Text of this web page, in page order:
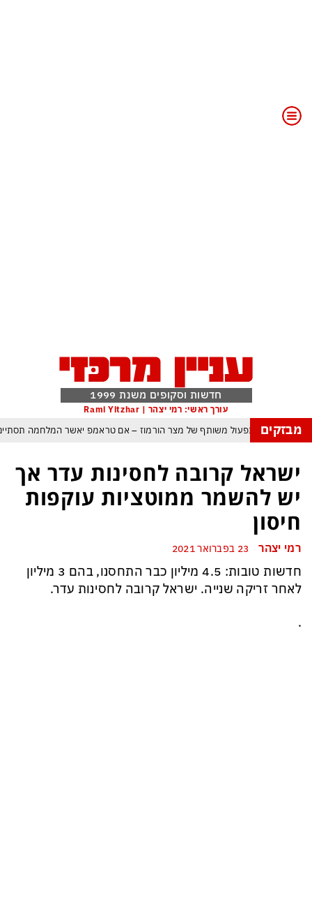
חדשות וסקופים משנת 1999
עורך ראשי: רמי יצהר | Rami Yitzhar
מבזקים
עם עומאן לגבי תפעול משותף של מצר הורמוז – אם טראמפ יאשר המלחמה
ומיירטים להגנה – טראמפ נשאר רק עם ציוצי האיום המגוחכים שלא מזיזים
כמדיניות: כך הפכה ההוצאה להורג לכלי ההרתעה המרכזי של המשטר
א-סיסי, ארדואן ושליט קטאר מכנסים פגישת ״כיפה אדומה״ לנתניהו בנושא
טראמפ נסוג, נתניהו הוזהר – ואיראן רשמה ניצחון אסטרטגי נוסף בלי שום
כל הפרטים, ההערכות והסודות: לקראת מלחמה הקשה בהרבה מקודמותיה?
ישראל קרובה לחסינות עדר אך
יש להשמר ממוטציות עוקפות
חיסון
רמי יצהר
חדשות טובות: 4.5 מיליון כבר התחסנו, בהם 3 מיליון
לאחר זריקה שנייה. ישראל קרובה לחסינות עדר.
.